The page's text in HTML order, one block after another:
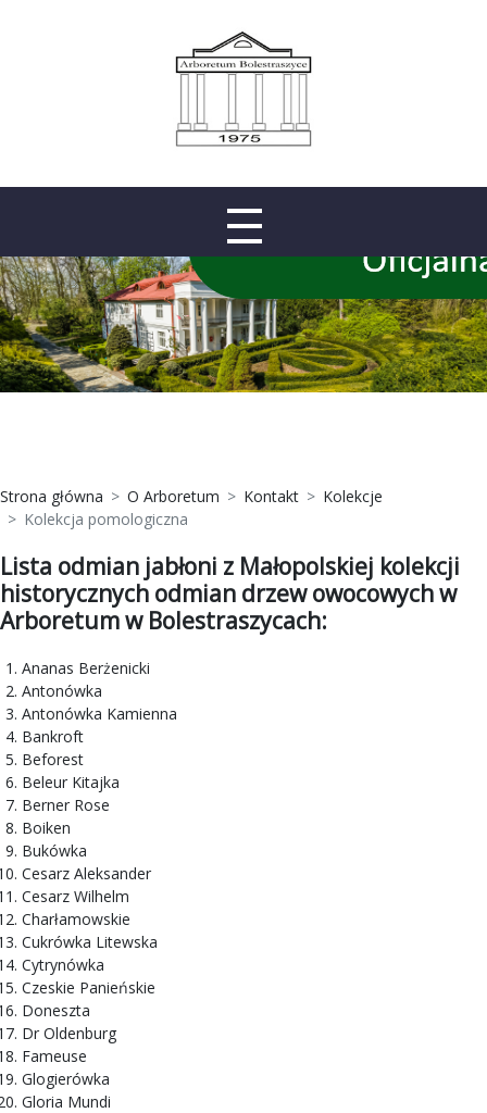
Strona główna O Arboretum Kontakt
Kolekcje
Kolekcja pomologiczna
Lista odmian jabłoni z Małopolskiej kolekcji
historycznych odmian drzew owocowych w
Arboretum w Bolestraszycach:
Ananas Berżenicki
Antonówka
Antonówka Kamienna
Bankroft
Beforest
Beleur Kitajka
Berner Rose
Boiken
Bukówka
Cesarz Aleksander
Cesarz Wilhelm
Charłamowskie
Cukrówka Litewska
Cytrynówka
Czeskie Panieńskie
Doneszta
Dr Oldenburg
Fameuse
Glogierówka
Gloria Mundi